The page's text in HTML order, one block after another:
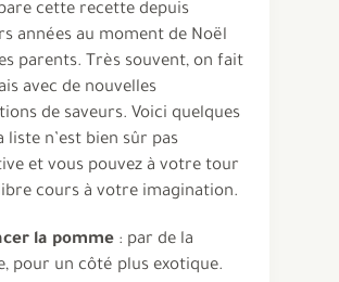
cette recette depuis
années au moment de Noël
parents. Très souvent, on fait
avec de nouvelles
de saveurs. Voici quelques
liste n’est bien sûr pas
et vous pouvez à votre tour
cours à votre imagination.
la pomme : par de la
pour un côté plus exotique.